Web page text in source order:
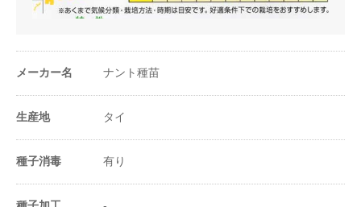
株間（cm） 75
1a当たり株数 50株
1m²当たり株数 0.5株
1a当たり播種量 70ml
1m²当たり播種量 0.7ml
メーカー名 ナント種苗
生産地 タイ
種子消毒 有り